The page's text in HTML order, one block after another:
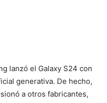
lanzó el Galaxy S24 con
generativa. De hecho,
a otros fabricantes,